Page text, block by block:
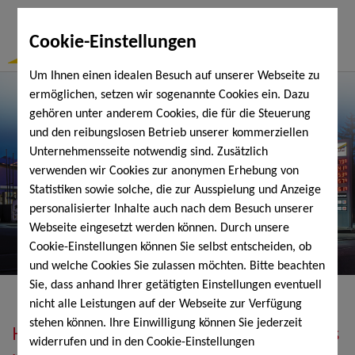
Cookie-Einstellungen
Um Ihnen einen idealen Besuch auf unserer Webseite zu
ermöglichen, setzen wir sogenannte Cookies ein. Dazu
gehören unter anderem Cookies, die für die Steuerung
und den reibungslosen Betrieb unserer kommerziellen
Unternehmensseite notwendig sind. Zusätzlich
verwenden wir Cookies zur anonymen Erhebung von
Statistiken sowie solche, die zur Ausspielung und Anzeige
personalisierter Inhalte auch nach dem Besuch unserer
Webseite eingesetzt werden können. Durch unsere
Cookie-Einstellungen können Sie selbst entscheiden, ob
und welche Cookies Sie zulassen möchten. Bitte beachten
Sie, dass anhand Ihrer getätigten Einstellungen eventuell
nicht alle Leistungen auf der Webseite zur Verfügung
stehen können. Ihre Einwilligung können Sie jederzeit
widerrufen und in den Cookie-Einstellungen
Heizöl, Diesel, Schmierstoffe, Holzpellets